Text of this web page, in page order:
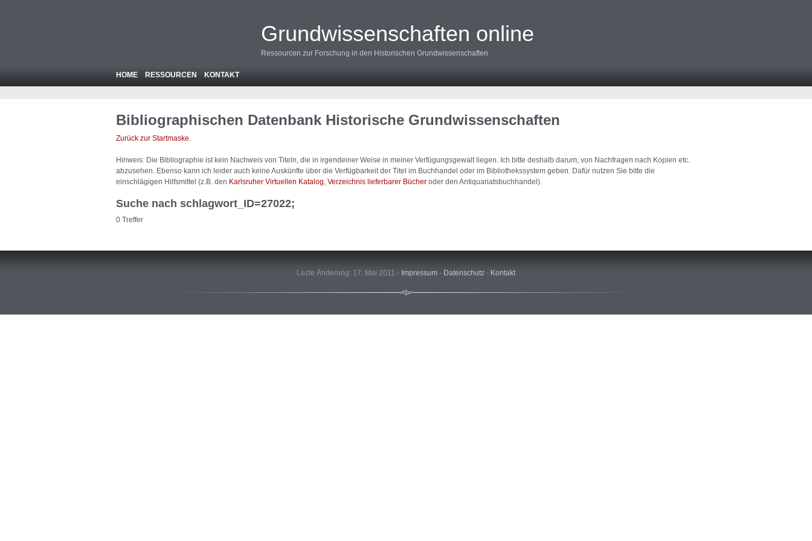
Grundwissenschaften online
Ressourcen zur Forschung in den Historischen Grundwissenschaften
HOME RESSOURCEN KONTAKT
Bibliographischen Datenbank Historische Grundwissenschaften
Zurück zur Startmaske.
Hinweis: Die Bibliographie ist kein Nachweis von Titeln, die in irgendeiner Weise in meiner Verfügungsgewalt liegen. Ich bitte deshalb darum, von Nachfragen nach Kopien etc.
abzusehen. Ebenso kann ich leider auch keine Auskünfte über die Verfügbarkeit der Titel im Buchhandel oder im Bibliothekssystem geben. Dafür nutzen Sie bitte die
einschlägigen Hilfsmittel (z.B. den Karlsruher Virtuellen Katalog Verzeichnis lieferbarer Bücher oder den Antiquariatsbuchhandel).
Suche nach schlagwort_ID=27022;
0 Treffer
Lezte Änderung: 17. Mai 2011 - Impressum - Datenschutz - Kontakt